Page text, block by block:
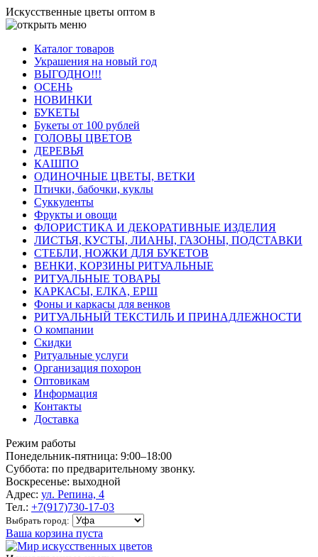
Искусственные цветы оптом в
Каталог товаров
Украшения на новый год
ВЫГОДНО!!!
ОСЕНЬ
НОВИНКИ
БУКЕТЫ
Букеты от 100 рублей
ГОЛОВЫ ЦВЕТОВ
ДЕРЕВЬЯ
КАШПО
ОДИНОЧНЫЕ ЦВЕТЫ, ВЕТКИ
Птички, бабочки, куклы
Суккуленты
Фрукты и овощи
ФЛОРИСТИКА И ДЕКОРАТИВНЫЕ ИЗДЕЛИЯ
ЛИСТЬЯ, КУСТЫ, ЛИАНЫ, ГАЗОНЫ, ПОДСТАВКИ
СТЕБЛИ, НОЖКИ ДЛЯ БУКЕТОВ
ВЕНКИ, КОРЗИНЫ РИТУАЛЬНЫЕ
РИТУАЛЬНЫЕ ТОВАРЫ
КАРКАСЫ, ЕЛКА, ЕРШ
Фоны и каркасы для венков
РИТУАЛЬНЫЙ ТЕКСТИЛЬ И ПРИНАДЛЕЖНОСТИ
О компании
Скидки
Ритуальные услуги
Организация похорон
Оптовикам
Информация
Контакты
Доставка
Режим работы
Понедельник-пятница: 9:00–18:00
Суббота: по предварительному звонку.
Воскресенье: выходной
Адрес: ул. Репина, 4
Тел.: +7(917)730-17-03
Выбрать город:
Ваша корзина пуста